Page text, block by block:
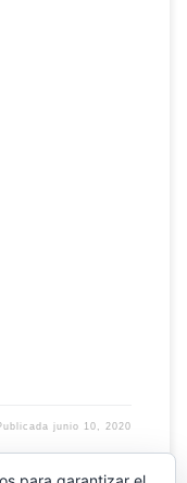
junio 10, 2020